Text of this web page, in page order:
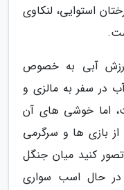
استوایی، لنکاوی
آبی به خصوص
در سفر به مالزی و
اما خوشی های آن
از بازی ها و سرگرمی
کنید میان جنگل
در حال اسب سواری